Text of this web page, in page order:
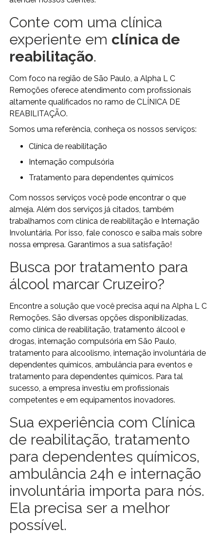
Conte com uma clínica
experiente em clínica de
reabilitação.
Com foco na região de São Paulo, a Alpha L C
Remoções oferece atendimento com profissionais
altamente qualificados no ramo de CLÍNICA DE
REABILITAÇÃO.
Somos uma referência, conheça os nossos serviços:
clínica de reabilitação
internação compulsória
tratamento para dependentes químicos
Com nossos serviços você pode encontrar o que
almeja. Além dos serviços já citados, também
trabalhamos com clínica de reabilitação e Internação
Involuntária. Por isso, fale conosco e saiba mais sobre
nossa empresa. Garantimos a sua satisfação!
Busca por tratamento para
álcool marcar Cruzeiro?
Encontre a solução que você precisa aqui na Alpha L C
Remoções. São diversas opções disponibilizadas,
como clínica de reabilitação, tratamento álcool e
drogas, internação compulsória em São Paulo,
tratamento para alcoolismo, internação involuntária de
dependentes químicos, ambulância para eventos e
tratamento para dependentes químicos. Para tal
sucesso, a empresa investiu em profissionais
competentes e em equipamentos inovadores.
Sua experiência com Clínica
de reabilitação, tratamento
para dependentes químicos,
ambulância 24h e internação
involuntária importa para nós.
Ela precisa ser a melhor
possível.